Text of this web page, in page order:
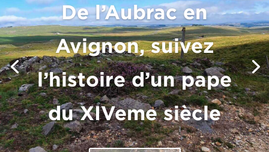
De l’Aubrac en
Avignon, suivez
l’histoire d’un pape
du XIVeme siècle